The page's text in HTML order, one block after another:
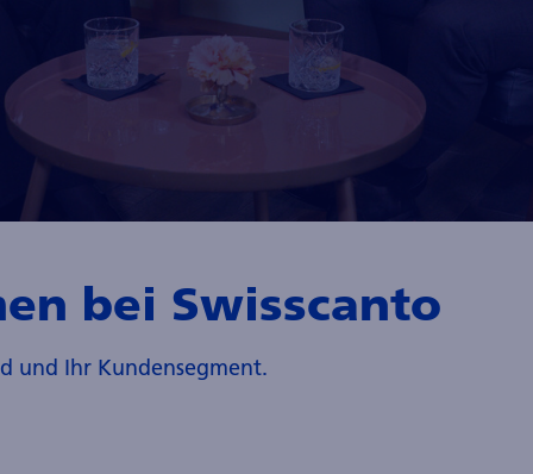
extrem pessimistisch ausfallen. Es dürfte
bei Swisscanto
und Ihr Kundensegment.